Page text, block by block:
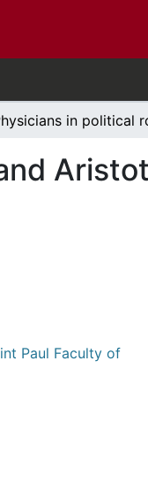
Paul Faculty of